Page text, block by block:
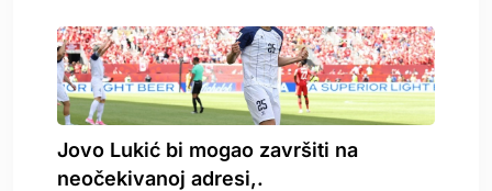
Jovo Lukić bi mogao završiti na
neočekivanoj adresi,.